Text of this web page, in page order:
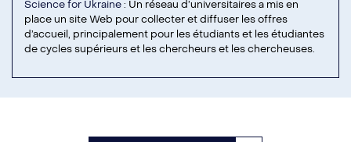
Science for Ukraine: Un réseau d’universitaires a mis en
place un site Web pour collecter et diffuser les offres
d’accueil, principalement pour les étudiants et les étudiantes
de cycles supérieurs et les chercheurs et les chercheuses.